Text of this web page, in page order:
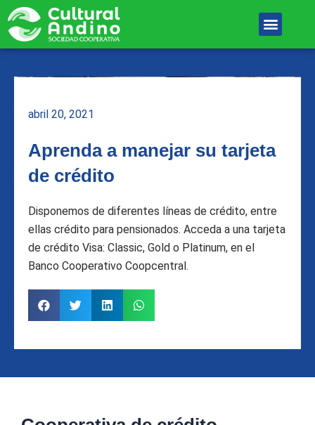
contenido
Menu
abril 20, 2021
Aprenda a manejar su tarjeta
de crédito
Disponemos de diferentes líneas de crédito, entre
ellas crédito para pensionados. Acceda a una tarjeta
de crédito Visa: Classic, Gold o Platinum, en el
Banco Cooperativo Coopcentral.